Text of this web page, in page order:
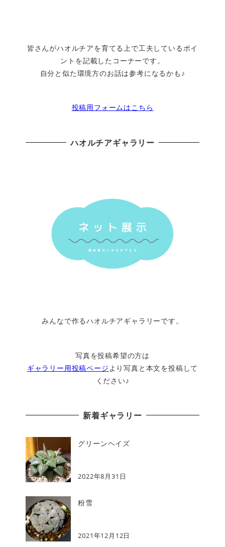
皆さんがハオルチアを育てる上で工夫しているポイ
ントを記載したコーナーです。
自分と似た環境方のお話は参考になるかも♪
投稿用フォームはこちら
ハオルチアギャラリー
みんなで作るハオルチアギャラリーです。
写真を投稿希望の方は
ギャラリー用投稿ページ より写真と本文を投稿して
ください♪
新着ギャラリー
グリーンヘイズ
2022年8月31日
粉雪
2021年12月12日